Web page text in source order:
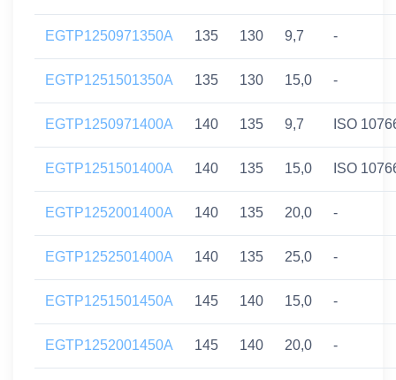
EGTP1250971350A 135 130 9,7 -
EGTP1251501350A 135 130 15,0 -
EGTP1250971400A 140 135 9,7 ISO
EGTP1251501400A 140 135 15,0 ISO
EGTP1252001400A 140 135 20,0 -
EGTP1252501400A 140 135 25,0 -
EGTP1251501450A 145 140 15,0 -
EGTP1252001450A 145 140 20,0 -